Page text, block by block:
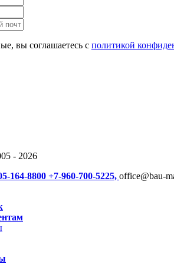
вы соглашаетесь с политикой
- 2026
164-8800 +7-960-700-5225, office@bau-